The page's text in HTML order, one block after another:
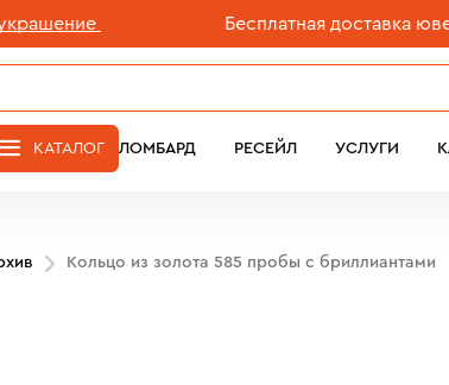
Бесплатная доставка
ЛОМБАРД РЕСЕЙЛ УСЛУГИ
КАТАЛОГ
Кольцо из золота 585 пробы с бриллиантами